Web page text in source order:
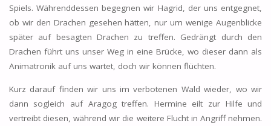
Spiels. Währenddessen begegnen wir Hagrid, der uns entgegnet,
ob wir den Drachen gesehen hätten, nur um wenige Augenblicke
später auf besagten Drachen zu treffen. Gedrängt durch den
Drachen führt uns unser Weg in eine Brücke, wo dieser dann als
Animatronik auf uns wartet, doch wir können flüchten.
Kurz darauf finden wir uns im verbotenen Wald wieder, wo wir
dann sogleich auf Aragog treffen. Hermine eilt zur Hilfe und
vertreibt diesen, während wir die weitere Flucht in Angriff nehmen.